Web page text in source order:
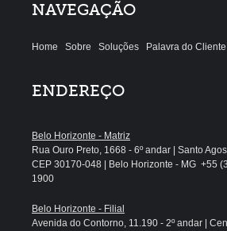
NAVEGAÇÃO
Home Sobre Soluções Palavra do Cliente
ENDEREÇO
Belo Horizonte - Matriz
Rua Ouro Preto, 1668 - 6º andar | Santo
CEP 30170-048 | Belo Horizonte - MG +55
1900
Belo Horizonte - Filial
Avenida do Contorno, 11.190 - 2º andar |